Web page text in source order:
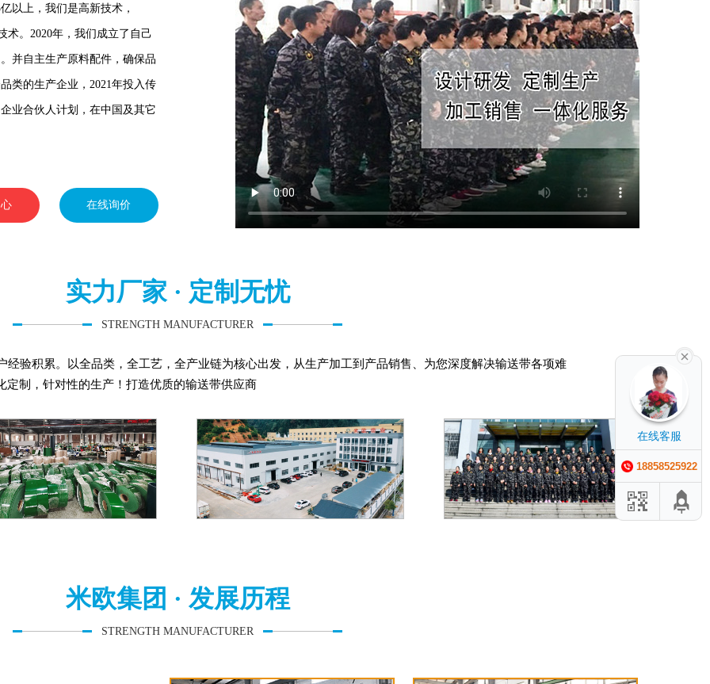
以上，我们是高新技术，
术。2020年，我们成立了自己
并自主生产原料配件，确保品
类的生产企业，2021年投入传
业合伙人计划，在中国及其它
在线询价
实力厂家 · 定制无忧
STRENGTH MANUFACTURER
经验积累。以全品类，全工艺，全产业链为核心出发，从生产加工到产品销售、为您深度解决输送带各项难
制，针对性的生产！打造优质的输送带供应商
米欧集团 · 发展历程
STRENGTH MANUFACTURER
在线客服
18858525922